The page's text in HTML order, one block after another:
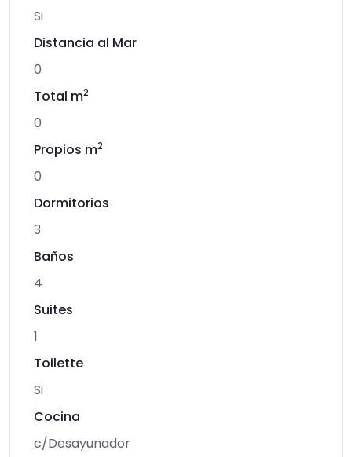
Si
Distancia al Mar
0
Total m2
0
Propios m2
0
Dormitorios
3
Baños
4
Suites
1
Toilette
Si
Cocina
c/Desayunador